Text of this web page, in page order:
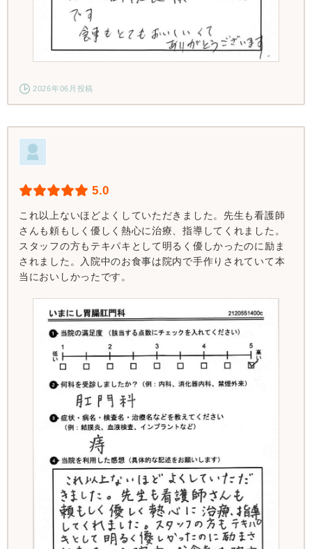
2026年06月投稿
5.0
これ以上ないほどよくしていただきました。先生も看護師
さんも頼もしく優しく熱心に治療、指導してくれました。
スタッフの方もテキパキとして明るく優しかったのに励ま
されました。入院中のお食事は院内で手作りされていて本
当においしかったです。